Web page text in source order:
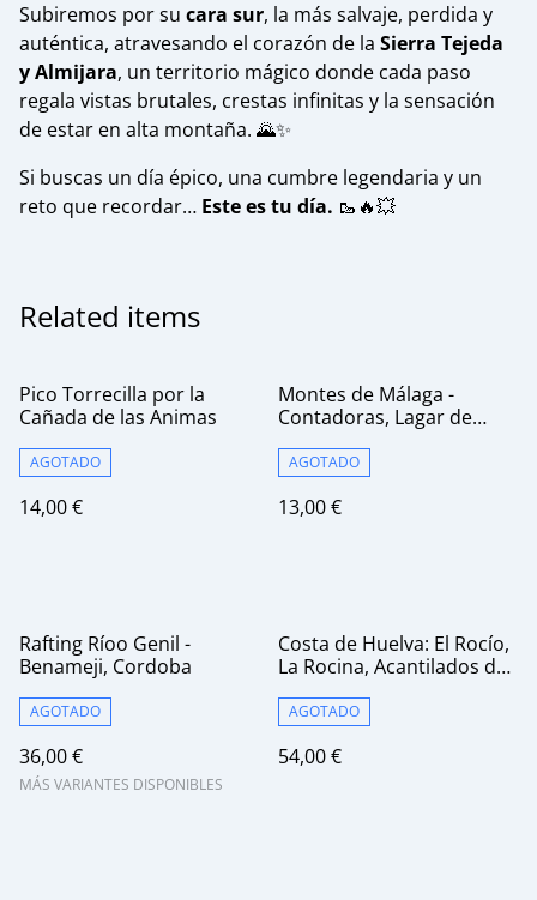
Subiremos por su cara sur, la más salvaje, perdida y
auténtica, atravesando el corazón de la Sierra Tejeda
y Almijara, un territorio mágico donde cada paso
regala vistas brutales, crestas infinitas y la sensación
de estar en alta montaña. 🌄✨
Si buscas un día épico, una cumbre legendaria y un
reto que recordar… Este es tu día. 🥾🔥💥
Related items
Pico Torrecilla por la
Cañada de las Animas
AGOTADO
14,00 €
Montes de Málaga -
Contadoras, Lagar de
Pocopan
AGOTADO
13,00 €
Rafting Ríoo Genil -
Benameji, Cordoba
AGOTADO
36,00 €
MÁS VARIANTES DISPONIBLES
Costa de Huelva: El Rocío,
La Rocina, Acantilados del
AGOTADO
54,00 €